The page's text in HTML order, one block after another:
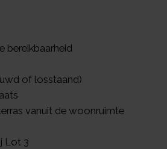
bereikbaarheid
of losstaand)
vanuit de woonruimte
Lot 3